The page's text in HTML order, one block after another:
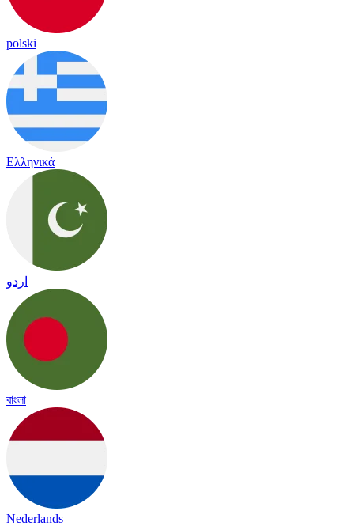
polski
Ελληνικά
اردو
বাংলা
Nederlands